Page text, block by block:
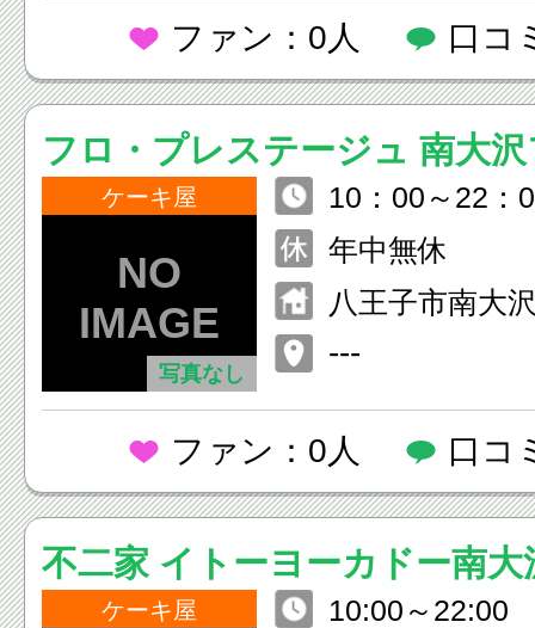
ファン：0人 口コ
フロ・プレステージュ 南大
ケーキ屋
写真なし
10：00～22：
年中無休
八王子市南大
---
ファン：0人 口コ
不二家 イトーヨーカドー南大
ケーキ屋
10:00～22:00